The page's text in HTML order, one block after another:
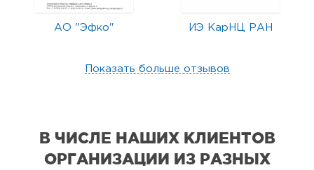
АО "Эфко" ИЭ КарНЦ РАН
Показать больше отзывов
В ЧИСЛЕ НАШИХ КЛИЕНТОВ
ОРГАНИЗАЦИИ ИЗ РАЗНЫХ